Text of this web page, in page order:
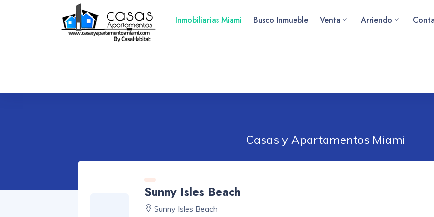
Inmobiliarias Miami Busco Inmueble Venta Arriendo
Casas y Apartamentos Miami
Sunny Isles Beach
Sunny Isles Beach